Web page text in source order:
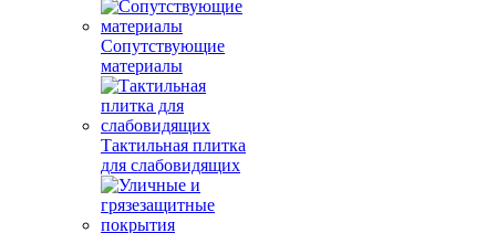
Сопутствующие
материалы
Тактильная плитка
для слабовидящих